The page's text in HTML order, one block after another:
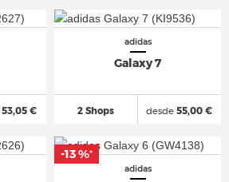
53,05 €
adidas
Galaxy 7
2 Shops desde 55,00 €
adidas
-13 %*